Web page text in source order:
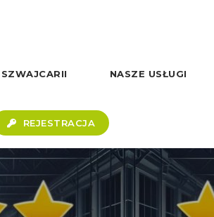
NASZE USŁUGI
REJESTRACJA